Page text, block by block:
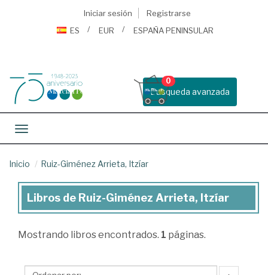
Iniciar sesión
Registrarse
ES
EUR ESPAÑA PENINSULAR
Busqueda avanzada
0
Toggle navigation
Inicio Ruiz-Giménez Arrieta, Itzíar
Libros
Ruiz-
Libros de Ruiz-Giménez Arrieta, Itzíar
Mostrando libros encontrados. 1 páginas.